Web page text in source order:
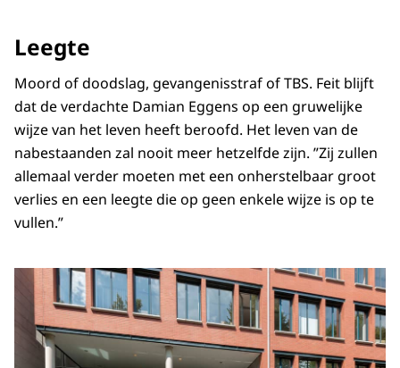
Leegte
Moord of doodslag, gevangenisstraf of TBS. Feit blijft
dat de verdachte Damian Eggens op een gruwelijke
wijze van het leven heeft beroofd. Het leven van de
nabestaanden zal nooit meer hetzelfde zijn. ”Zij zullen
allemaal verder moeten met een onherstelbaar groot
verlies en een leegte die op geen enkele wijze is op te
vullen.”